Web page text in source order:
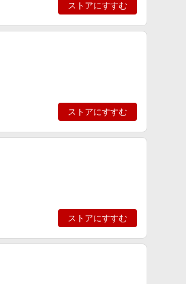
ストアにすすむ
ストアにすすむ
ストアにすすむ